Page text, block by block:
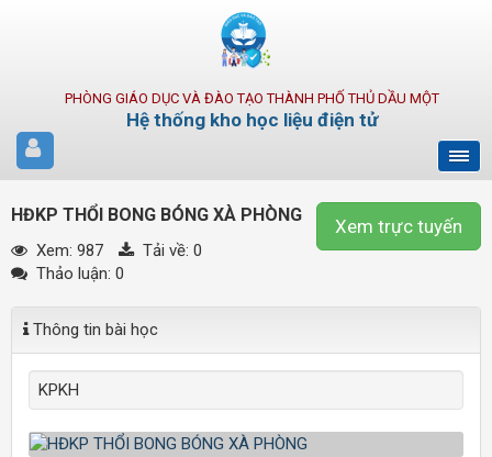
PHÒNG GIÁO DỤC VÀ ĐÀO TẠO THÀNH PHỐ THỦ DẦU MỘT
Hệ thống kho học liệu điện tử
Xem trực tuyến
HĐKP THỔI BONG BÓNG XÀ PHÒNG
Xem: 987 Tải về: 0
Thảo luận: 0
Thông tin bài học
KPKH